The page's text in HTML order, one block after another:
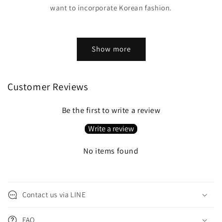
want to incorporate Korean fashion.
Show more
Customer Reviews
Be the first to write a review
Write a review
No items found
o
l
l
Contact us via LINE
FAQ